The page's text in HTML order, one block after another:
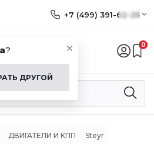
?
ДРУГОЙ
+7 (499) 391-62-25
0
ДВИГАТЕЛИ И КПП Steyr